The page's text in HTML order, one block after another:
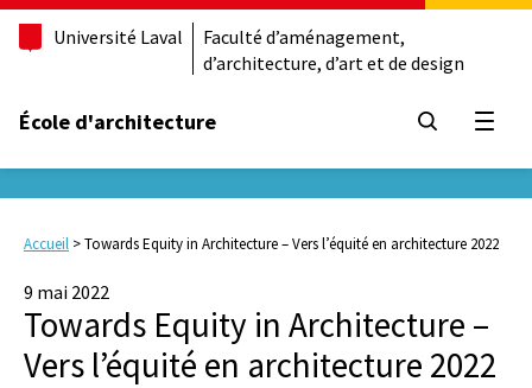
Université Laval
Faculté d’aménagement,
d’architecture, d’art et de design
École d'architecture
Accueil >Towards Equity in Architecture – Vers l’équité en architecture 2022
9 mai 2022
Towards Equity in Architecture –
Vers l’équité en architecture 2022